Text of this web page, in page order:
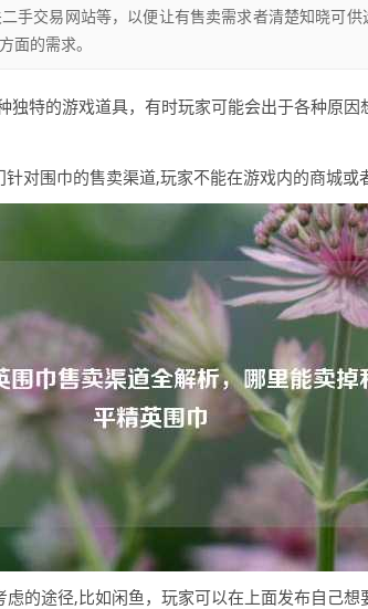
手交易网站等，以便让有售卖需求者清楚知晓可
面的需求。
独特的游戏道具，有时玩家可能会出于各种原
对围巾的售卖渠道,玩家不能在游戏内的商城或
的途径,比如闲鱼，玩家可以在上面发布自己